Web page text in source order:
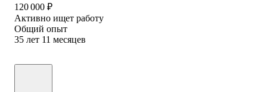
120 000 ₽
Активно ищет работу
Общий опыт
35 лет 11 месяцев